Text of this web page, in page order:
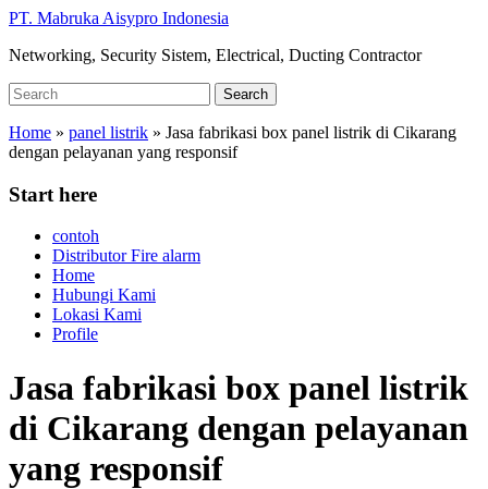
Skip
main
PT. Mabruka Aisypro Indonesia
Networking, Security Sistem, Electrical, Ducting Contractor
Search
for:
Search
Home » panel listrik » Jasa fabrikasi box panel listrik di Cikarang
dengan pelayanan yang responsif
Start here
contoh
Distributor Fire alarm
Home
Hubungi Kami
Lokasi Kami
Profile
Jasa fabrikasi box panel listrik
di Cikarang dengan pelayanan
yang responsif